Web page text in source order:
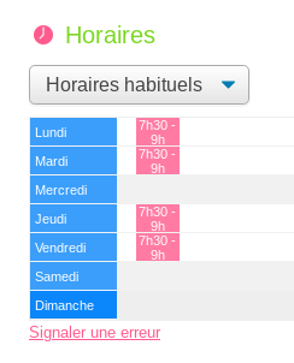
Horaires
Lundi
7h30 -
9h
Mardi
7h30 -
9h
Mercredi
Jeudi
7h30 -
9h
Vendredi
7h30 -
9h
Samedi
Dimanche
Signaler une erreur